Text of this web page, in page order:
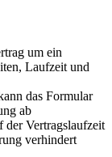
um ein
, Laufzeit und
das Formular
ab
der Vertragslaufzeit
verhindert